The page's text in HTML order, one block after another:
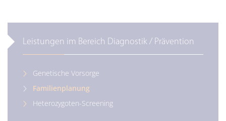
Leistungen im Bereich Diagnostik / Prävention
Genetische Vorsorge
Familienplanung
Heterozygoten-Screening